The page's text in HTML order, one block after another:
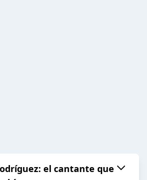
el cantante que